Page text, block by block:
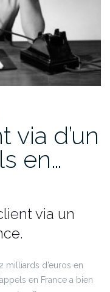
via d’un
en…
via un
milliards d’euros en
en France a bien